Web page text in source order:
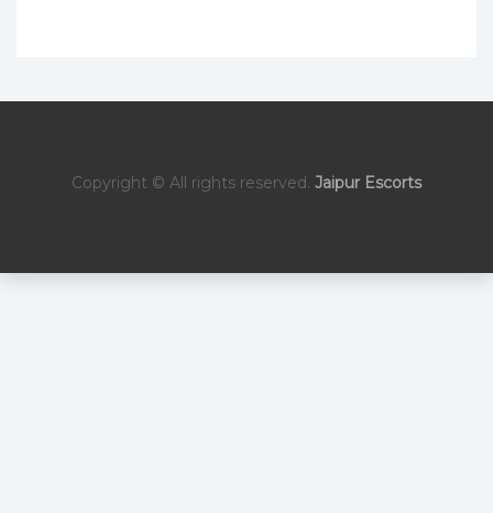
Copyright © All rights reserved. Jaipur Escorts